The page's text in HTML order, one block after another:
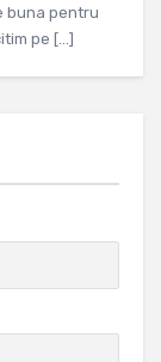
buna pentru
pe […]